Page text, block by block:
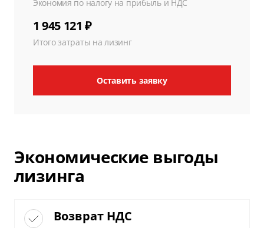
Экономия по налогу на прибыль и НДС
1 945 121 ₽
Итого затраты на лизинг
Оставить заявку
Экономические выгоды
лизинга
Возврат НДС